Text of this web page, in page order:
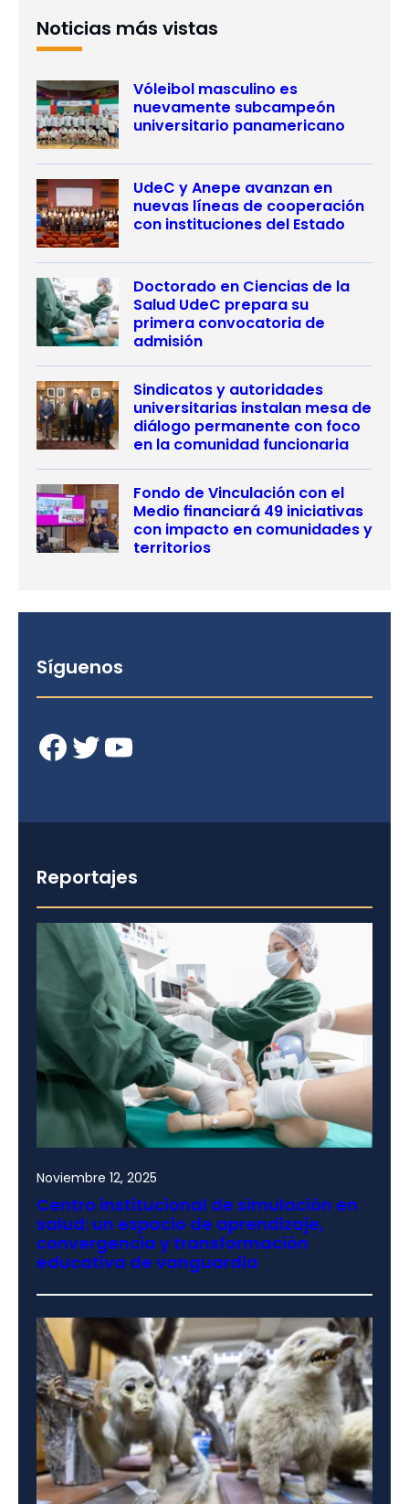
Noticias más vistas
Vóleibol masculino es
nuevamente subcampeón
universitario panamericano
UdeC y Anepe avanzan en
nuevas líneas de cooperación
con instituciones del Estado
Doctorado en Ciencias de la
Salud UdeC prepara su
primera convocatoria de
admisión
Sindicatos y autoridades
universitarias instalan mesa de
diálogo permanente con foco
en la comunidad funcionaria
Fondo de Vinculación con el
Medio financiará 49 iniciativas
con impacto en comunidades y
territorios
Síguenos
Facebook Twitter YouTube
Reportajes
Noviembre 12, 2025
Centro institucional de simulación en
salud: un espacio de aprendizaje,
convergencia y transformación
educativa de vanguardia